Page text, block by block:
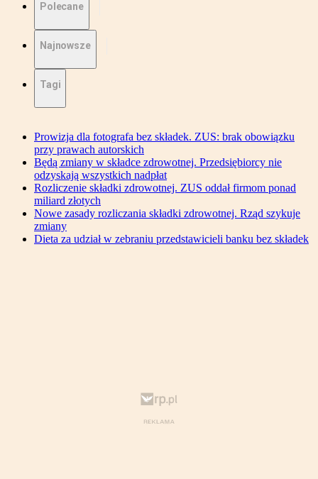
Polecane
Najnowsze
Tagi
Prowizja dla fotografa bez składek. ZUS: brak obowiązku
przy prawach autorskich
Będą zmiany w składce zdrowotnej. Przedsiębiorcy nie
odzyskają wszystkich nadpłat
Rozliczenie składki zdrowotnej. ZUS oddał firmom ponad
miliard złotych
Nowe zasady rozliczania składki zdrowotnej. Rząd szykuje
zmiany
Dieta za udział w zebraniu przedstawicieli banku bez składek